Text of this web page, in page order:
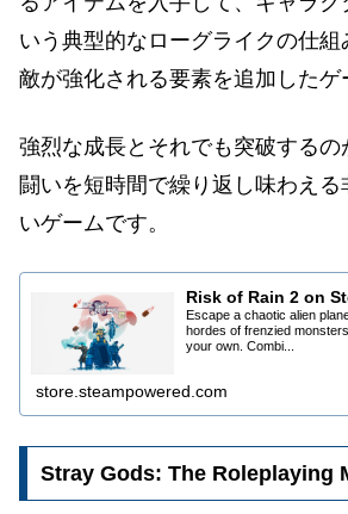
いう典型的なローグライクの仕
敵が強化される要素を追加したゲ
強烈な成長とそれでも突破する
闘いを短時間で繰り返し味わえ
いゲームです。
Risk of Rain 2 on
Escape a chaotic alien
hordes of frenzied
your own. Combi...
store.steampowered.com
Stray Gods: The Roleplaying